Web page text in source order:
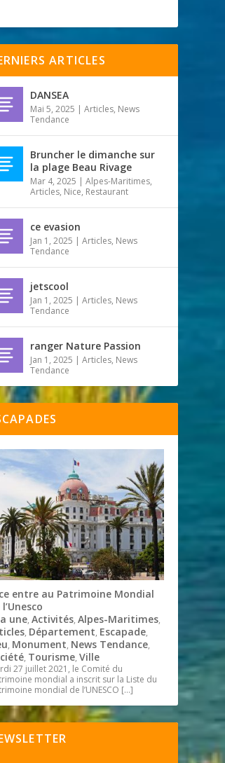
ARTICLES
DANSEA
Mai 5, 2025 |Articles, News
Tendance
Bruncher le dimanche sur
la plage Beau Rivage
Mar 4, 2025 |Alpes-Maritimes,
Articles, Nice, Restaurant
ce evasion
Jan 1, 2025 |Articles, News
Tendance
jetscool
Jan 1, 2025 |Articles, News
Tendance
ranger Nature Passion
Jan 1, 2025 |Articles, News
Tendance
entre au Patrimoine Mondial
une,Activités,Alpes-Maritimes,
, Département, Escapade,
, Monument, News Tendance,
, Tourisme,Ville
27 juillet 2021, le Comité du
mondial a inscrit sur la Liste du
mondial de l’UNESCO […]